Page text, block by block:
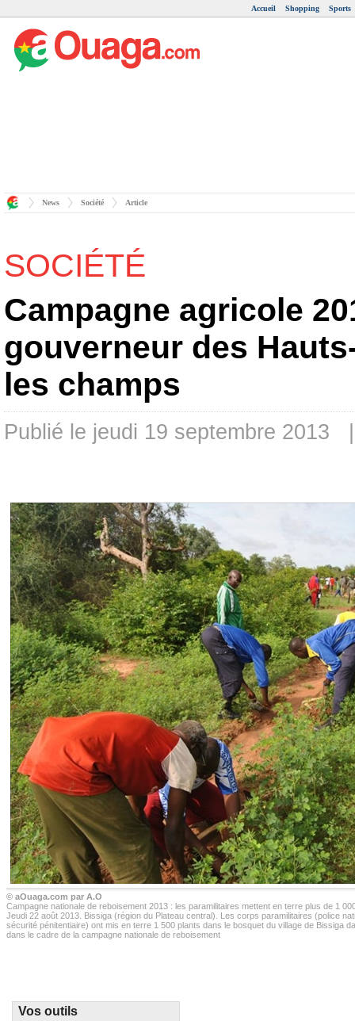
Accueil Shopping Sports
News Société Article
SOCIÉTÉ
Campagne agricole
gouverneur des
les champs
Publié le jeudi 19 septembre
© aOuaga.com par A.O
Campagne nationale de reboisement 2013 : les paramilitaires mettent en terre plus de 1
Jeudi 22 août 2013. Bissiga (région du Plateau central). Les corps paramilitaires (police
sécurité pénitentiaire) ont mis en terre 1 500 plants dans le bosquet du village de Bissiga
dans le cadre de la campagne nationale de reboisement
Vos outils